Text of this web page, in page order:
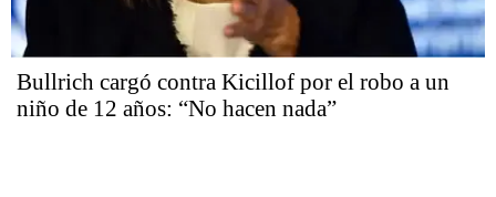
Bullrich cargó contra Kicillof por el robo a un
niño de 12 años: “No hacen nada”